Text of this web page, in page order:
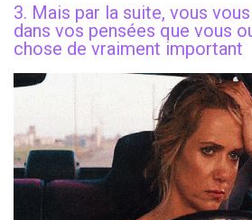
3. Mais par la suite, vous
dans vos pensées que vous
chose de vraiment important